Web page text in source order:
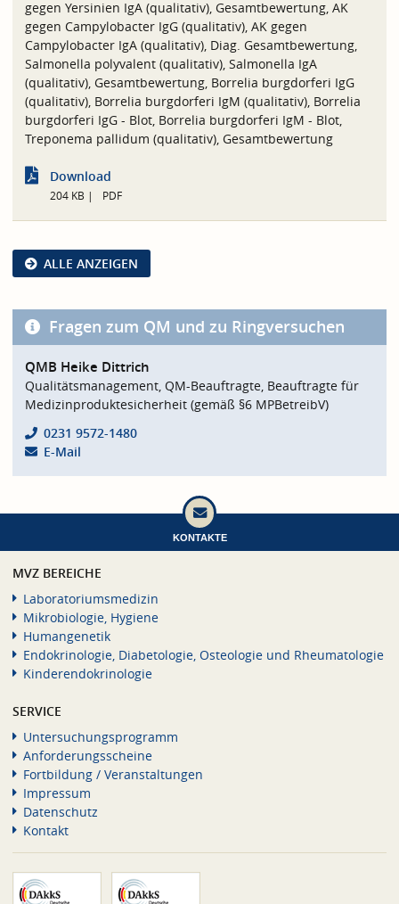
gegen Yersinien IgA (qualitativ), Gesamtbewertung, AK
gegen Campylobacter IgG (qualitativ), AK gegen
Campylobacter IgA (qualitativ), Diag. Gesamtbewertung,
Salmonella polyvalent (qualitativ), Salmonella IgA
(qualitativ), Gesamtbewertung, Borrelia burgdorferi IgG
(qualitativ), Borrelia burgdorferi IgM (qualitativ), Borrelia
burgdorferi IgG - Blot, Borrelia burgdorferi IgM - Blot,
Treponema pallidum (qualitativ), Gesamtbewertung
Download
204 KB PDF
ALLE ANZEIGEN
Fragen zum QM und zu Ringversuchen
QMB Heike Dittrich
Qualitätsmanagement, QM-Beauftragte, Beauftragte für
Medizinproduktesicherheit (gemäß §6 MPBetreibV)
0231 9572-1480
E-Mail
KONTAKTE
MVZ BEREICHE
Laboratoriumsmedizin
Mikrobiologie, Hygiene
Humangenetik
Endokrinologie, Diabetologie, Osteologie und Rheumatologie
Kinderendokrinologie
SERVICE
Untersuchungsprogramm
Anforderungsscheine
Fortbildung / Veranstaltungen
Impressum
Datenschutz
Kontakt